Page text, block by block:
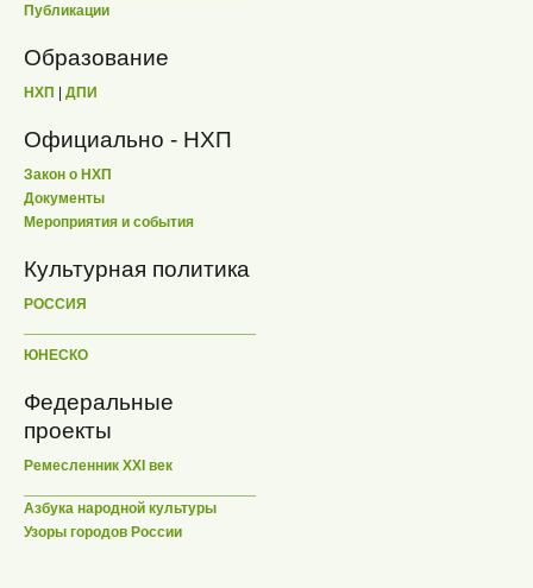
Публикации
Образование
НХП ДПИ
Официально - НХП
Закон о НХП
Документы
Мероприятия и события
Культурная политика
РОССИЯ
ЮНЕСКО
Федеральные
проекты
Ремесленник XXI век
Азбука народной культуры
Узоры городов России